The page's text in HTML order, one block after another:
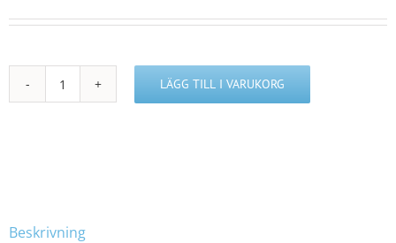
N413895
LÄGG TILL I VARUKORG
Beskrivning